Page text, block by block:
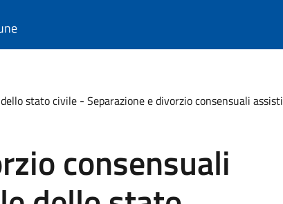
stato civile - Separazione e divorzio consensuali
consensuali